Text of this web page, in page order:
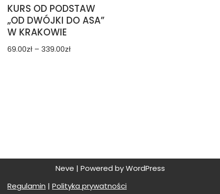
KURS OD PODSTAW
„OD DWÓJKI DO ASA”
W KRAKOWIE
69.00zł – 339.00zł
Neve | Powered byWordPress
Regulamin | Polityka prywatności